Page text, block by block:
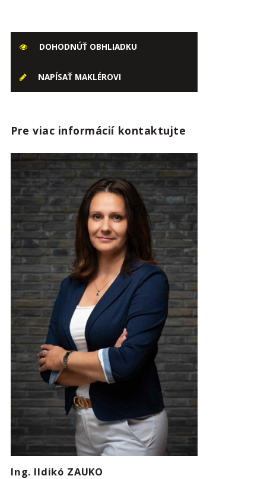
DOHODNÚŤ OBHLIADKU
NAPÍSAŤ MAKLÉROVI
Pre viac informácií kontaktujte
Ing. Ildikó ZAUKO